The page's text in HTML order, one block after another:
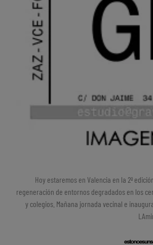
Hoy estaremos en Valencia en la 2º
regeneración de entornos degradados en los
y colegios. Mañana jornada vecinal e